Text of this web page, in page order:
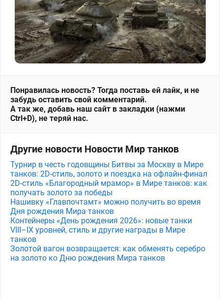
Понравилась новость? Тогда поставь ей лайк, и не
забудь оставить свой комментарий.
А так же, добавь наш сайт в закладки (нажми
Ctrl+D), не теряй нас.
Другие новости Новости Мир танков
Турнир в честь годовщины Битвы за Москву в Мире
танков: 2D-стиль, золото и поездка на офлайн-финал
2D-стиль «Благородный мрамор» в Мире танков: как
получать золото за победы
Нашивку «Главпочтамт» можно получить во время
Дня рождения Мира танков
Контейнеры «День рождения 2026»: новые танки
VIII–IX уровней, стиль и другие награды в Мире
танков
Золотой вагон возвращается: как обменять серебро
на золото ко Дню рождения Мира танков